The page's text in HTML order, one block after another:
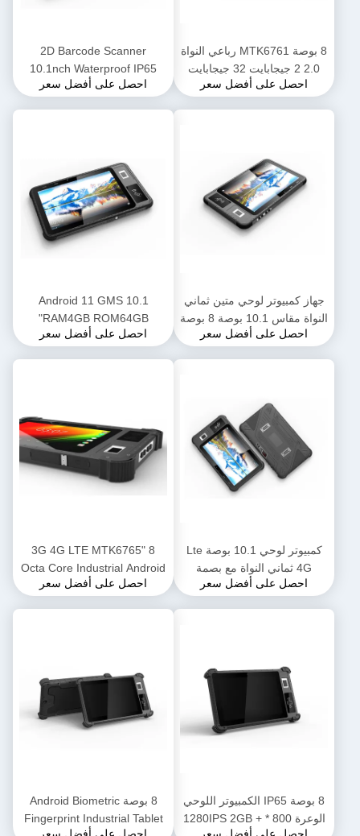
8 بوصة MTK6761 رباعي النواة
2.0 2 جيجابايت 32 جيجابايت
IP65 كمبيوتر لوحي متين مقاوم
احصل على أفضل سعر
2D Barcode Scanner
10.1nch Waterproof IP65
Rugged Tablet PC Octa Core
احصل على أفضل سعر
جهاز كمبيوتر لوحي متين ثماني
النواة مقاس 10.1 بوصة 8 بوصة
4 جيجابايت 64 جيجابايت LTEاحصل على أفضل سعر
Android 11 GMS 10.1
"RAM4GB ROM64GB
الكمبيوتر اللوحي المتين بنظام
احصل على أفضل سعر
كمبيوتر لوحي 10.1 بوصة Lte
4G ثماني النواة مع بصمة
13.56MHZ Nfc Rfid
احصل على أفضل سعر
8 "3G 4G LTE MTK6765
Octa Core Industrial Android
Tablet Pc مع قارئ بصمات
احصل على أفضل سعر
8 بوصة IP65 الكمبيوتر اللوحي
الوعرة 800 * 1280IPS 2GB +
احصل على أفضل سعر
8 بوصة Android Biometric
Fingerprint Industrial Tablet
احصل على أفضل سعر